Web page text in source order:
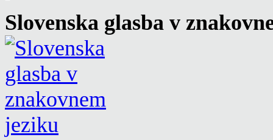
Slovenska glasba v